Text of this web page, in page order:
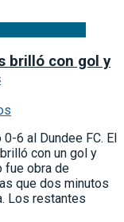
brilló con gol y
6 al Dundee FC. El
con un gol y
fue obra de
que dos minutos
Los restantes